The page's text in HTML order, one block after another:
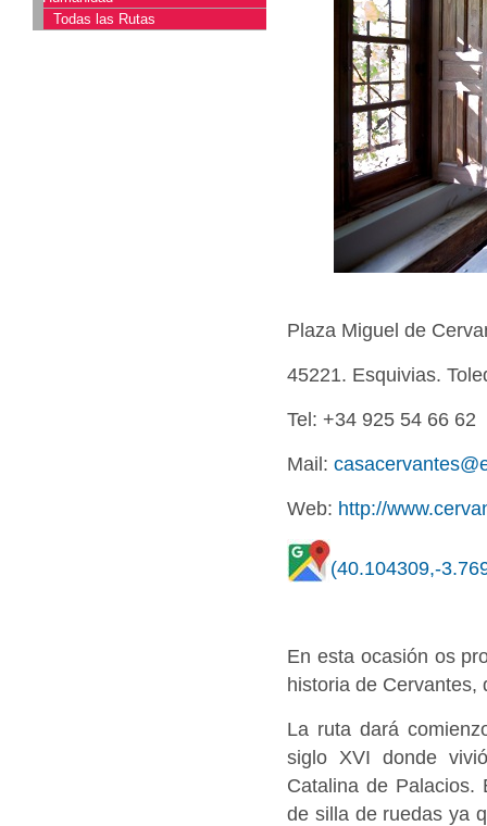
Todas las Rutas
Plaza Miguel de
45221. Esquivias.
Tel: +34 925 54 66 62
Mail:
Web: http://
(40.104309,-
En esta ocasión os
historia de Cervantes,
La ruta dará
siglo XVI donde
Catalina de Palacios.
de silla de ruedas ya